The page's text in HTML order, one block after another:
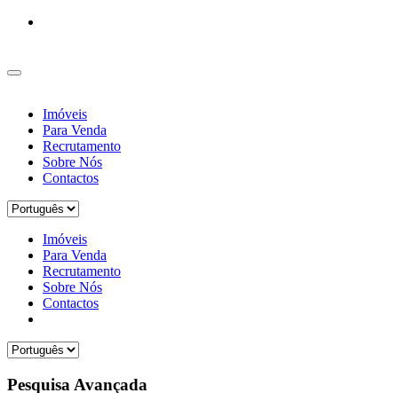
Imóveis
Para Venda
Recrutamento
Sobre Nós
Contactos
Imóveis
Para Venda
Recrutamento
Sobre Nós
Contactos
Pesquisa Avançada